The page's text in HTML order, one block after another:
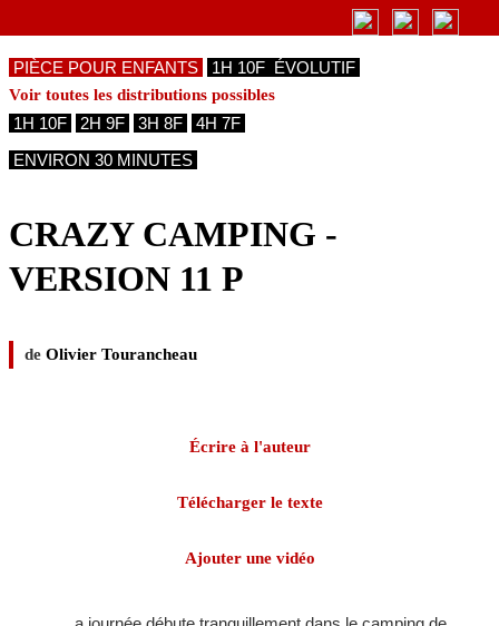
PIÈCE POUR ENFANTS 1H 10F ÉVOLUTIF
Voir toutes les distributions possibles
1H 10F 2H 9F 3H 8F
4H 7F
ENVIRON 30 MINUTES
CRAZY CAMPING -
VERSION 11 P
de Olivier Tourancheau
Écrire à l'auteur
Télécharger le texte
Ajouter une vidéo